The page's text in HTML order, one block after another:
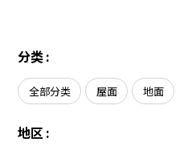
水泥屋顶
TPO 屋顶
车棚
地面垂直
农光互补
EPC
关于我们
分类 :
全部分类 屋面 地面
地区 :